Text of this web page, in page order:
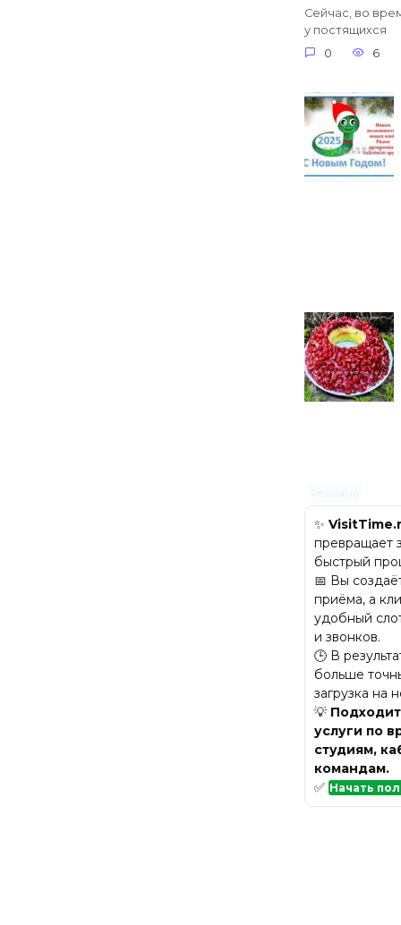
Сейчас, во
у постящихся
0
6
✨
превращает
быстрый
📅 Вы
приёма, а
удобный
и звонков.
🕒 В
больше
загрузка на
💡
услуги по
студиям,
командам.
✅ Начать